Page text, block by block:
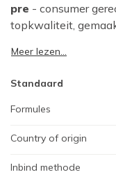
pre - consumer
topkwaliteit,
Meer lezen...
Standaard
Formules
Country of origin
Inbind methode